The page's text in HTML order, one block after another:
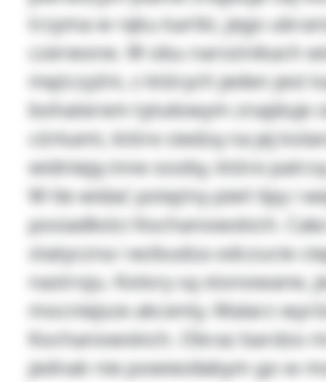
trzyma w ręku kartki, jego
czerwone. W obu narożnikach
mężczyźni, z których jeden jest
bohaterem tytułowym znajduje
córkami, które siedzą na jej
widnieją inne osoby, które
W tle widać potężny pień lipy i
posiadłości Kochanowskich.
statyczna i wzbudza odczucie
nastroju. Kolory są stonowane,
mocniejsze akcenty. Malarz
Kochanowskich. Obraz bardzo
jednak nie powiesiłabym go w